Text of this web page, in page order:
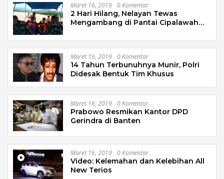
Maret 16, 2019 0 Komentar
2 Hari Hilang, Nelayan Tewas
Mengambang di Pantai Cipalawah
Maret 16, 2019 0 Komentar
14 Tahun Terbunuhnya Munir, Polri
Didesak Bentuk Tim Khusus
Maret 16, 2019 0 Komentar
Prabowo Resmikan Kantor DPD
Gerindra di Banten
Maret 16, 2019 0 Komentar
Video: Kelemahan dan Kelebihan All
New Terios